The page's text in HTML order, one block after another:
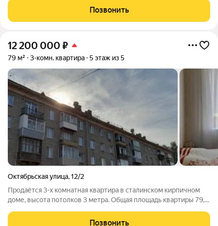
маленькой спальне
Позвонить
12 200 000 ₽
79 м² 3-комн. квартира 5 этаж из 5
Октябрьская улица,12/2
Продаётся 3-х комнатная квартира в сталинском кирпичном
доме, высота потолков 3 метра. Общая площадь квартиры 79,7
комнатах 17,4 и 15,1 кв. м., на кухне 7,4 кв. м., с/у 4,9 кв. м.,
Позвонить